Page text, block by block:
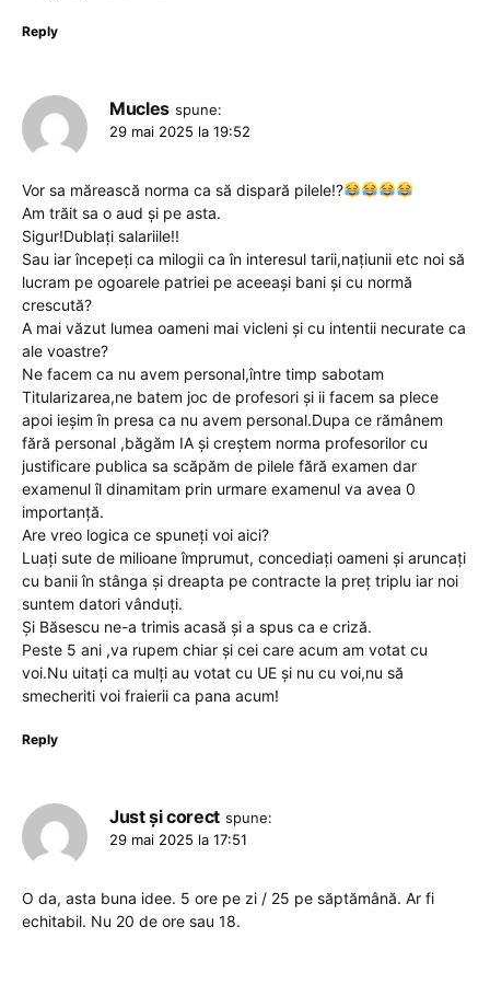
Reply
Mucles spune:
29 mai 2025 la 19:52
Vor sa mărească norma ca să dispară pilele!?
Am trăit sa o aud și pe asta.
Sigur!Dublați salariile!!
Sau iar începeți ca milogii ca în interesul tarii,națiunii etc noi să
lucram pe ogoarele patriei pe aceeași bani și cu normă
crescută?
A mai văzut lumea oameni mai vicleni și cu intentii necurate ca
ale voastre?
Ne facem ca nu avem personal,între timp sabotam
Titularizarea,ne batem joc de profesori și ii facem sa plece
apoi ieșim în presa ca nu avem personal.Dupa ce rămânem
fără personal ,băgăm IA și creștem norma profesorilor cu
justificare publica sa scăpăm de pilele fără examen dar
examenul îl dinamitam prin urmare examenul va avea 0
importanță.
Are vreo logica ce spuneți voi aici?
Luați sute de milioane împrumut, concediați oameni și aruncați
cu banii în stânga și dreapta pe contracte la preț triplu iar noi
suntem datori vânduți.
Și Băsescu ne-a trimis acasă și a spus ca e criză.
Peste 5 ani ,va rupem chiar și cei care acum am votat cu
voi.Nu uitați ca mulți au votat cu UE și nu cu voi,nu să
smecheriti voi fraierii ca pana acum!
Reply
Just și corect spune:
29 mai 2025 la 17:51
O da, asta buna idee. 5 ore pe zi / 25 pe săptămână. Ar fi
echitabil. Nu 20 de ore sau 18.